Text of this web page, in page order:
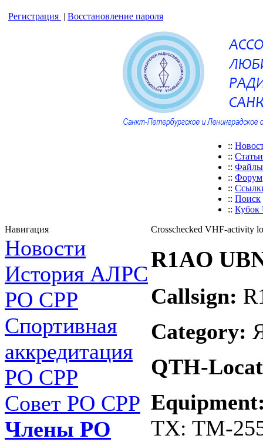
Регистрация | Восстановление пароля
::
:: Статьи
:: Файлы
:: Форум
::
:: Поиск
:: Кубок
Навигация
Новости
История АЛРС
РО СРР
Спортивная
аккредитация
РО СРР
Совет РО СРР
Члены РО
Crosschecked VHF-activity
R1AO
Callsign:
Category:
QTH-
TX: TM-